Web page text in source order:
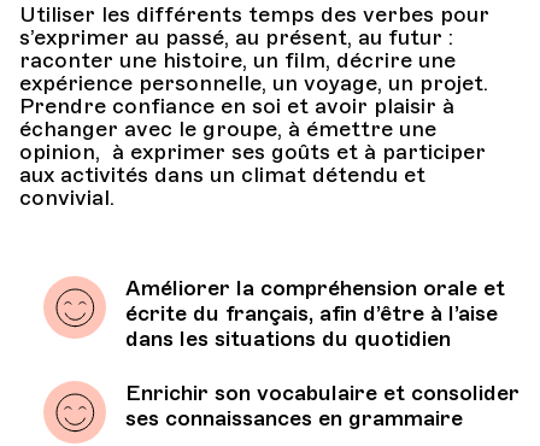
Utiliser les différents temps des verbes pour
s’exprimer au passé, au présent, au futur :
raconter une histoire, un film, décrire une
expérience personnelle, un voyage, un projet.
Prendre confiance en soi et avoir plaisir à
échanger avec le groupe, à émettre une
opinion, à exprimer ses goûts et à participer
aux activités dans un climat détendu et
convivial.
Améliorer la compréhension orale et
écrite du français, afin d’être à l’aise
dans les situations du quotidien
Enrichir son vocabulaire et consolider
ses connaissances en grammaire